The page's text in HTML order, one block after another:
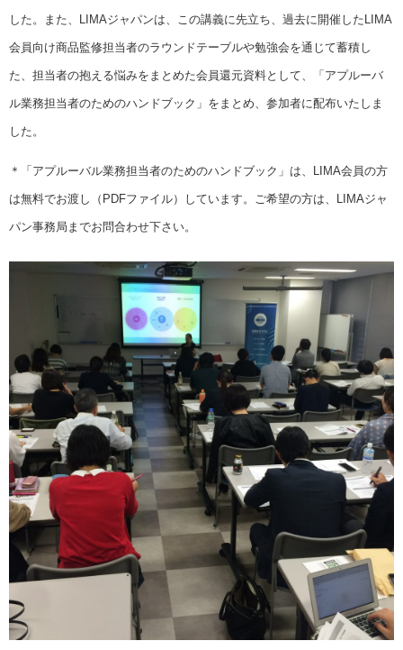
した。また、LIMAジャパンは、この講義に先立ち、過去に開催したLIMA
会員向け商品監修担当者のラウンドテーブルや勉強会を通じて蓄積し
た、担当者の抱える悩みをまとめた会員還元資料として、「アプルーバ
ル業務担当者のためのハンドブック」をまとめ、参加者に配布いたしま
した。
＊「アプルーバル業務担当者のためのハンドブック」は、LIMA会員の方
は無料でお渡し（PDFファイル）しています。ご希望の方は、LIMAジャ
パン事務局までお問合わせ下さい。